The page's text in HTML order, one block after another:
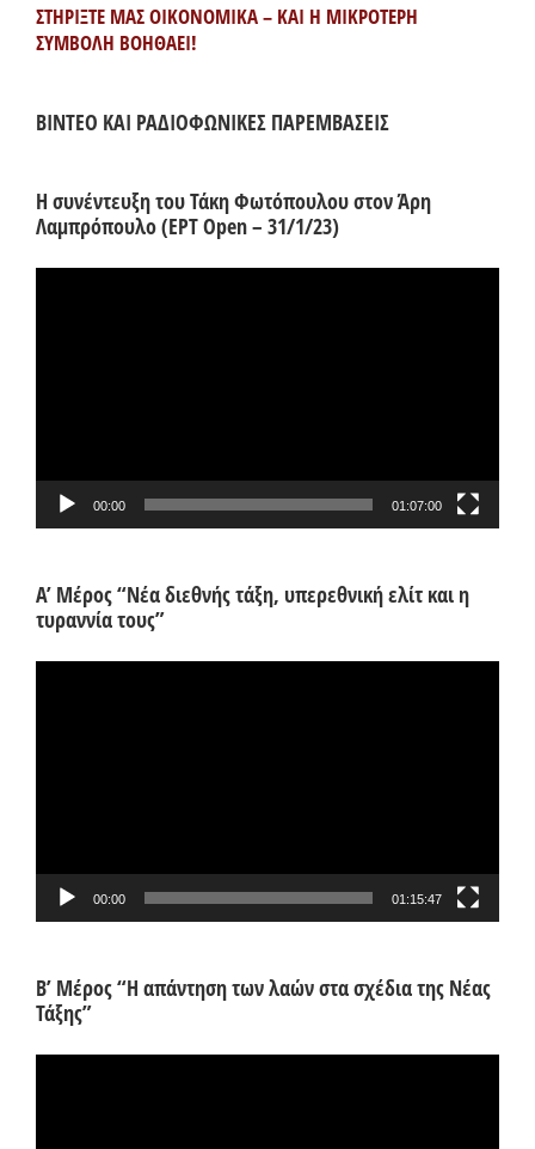
ΣΤΗΡΙΞΤΕ ΜΑΣ ΟΙΚΟΝΟΜΙΚΑ – ΚΑΙ Η ΜΙΚΡΟΤΕΡΗ
ΣΥΜΒΟΛΗ ΒΟΗΘΑΕΙ!
ΒΙΝΤΕΟ ΚΑΙ ΡΑΔΙΟΦΩΝΙΚΕΣ ΠΑΡΕΜΒΑΣΕΙΣ
Η συνέντευξη του Τάκη Φωτόπουλου στον Άρη
Λαμπρόπουλο (ΕΡΤ Open – 31/1/23)
00:00 01:07:00
Α’ Μέρος “Νέα διεθνής τάξη, υπερεθνική ελίτ και η
τυραννία τους”
00:00 01:15:47
Β’ Μέρος “Η απάντηση των λαών στα σχέδια της Νέας
Τάξης”